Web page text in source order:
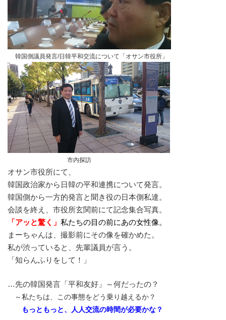
韓国側議員発言/日韓平和交流について「オサン市役所」
市内探訪
オサン市役所にて、
韓国政治家から日韓の平和連携について発言。
韓国側から一方的発言と聞き役の日本側私達。
会談を終え、市役所玄関前にて記念集合写真。
「アッと驚く」 私たちの目の前にあの女性像。
まーちゃんは、撮影前にその像を確かめた。
私が渋っていると、先輩議員が言う。
「知らんふりをして！」
…先の韓国発言「平和友好」～何だったの？
～私たちは、この事態をどう乗り越えるか？
もっともっと、人人交流の時間が必要かな？